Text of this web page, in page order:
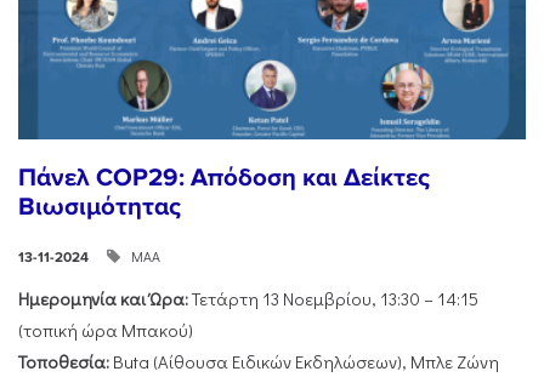
Πάνελ COP29: Απόδοση και Δείκτες
Βιωσιμότητας
13-11-2024 ΜΑΑ
Ημερομηνία και Ώρα:Τετάρτη 13 Νοεμβρίου, 13:30 – 14:15
(τοπική ώρα Μπακού)
Τοποθεσία: Buta (Αίθουσα Ειδικών Εκδηλώσεων), Μπλε Ζώνη